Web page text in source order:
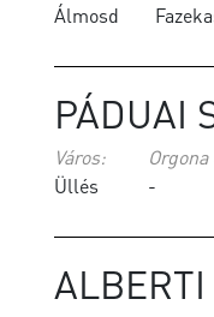
Álmosd
PÁDUAI
Város:
Üllés
-
ALBERTI